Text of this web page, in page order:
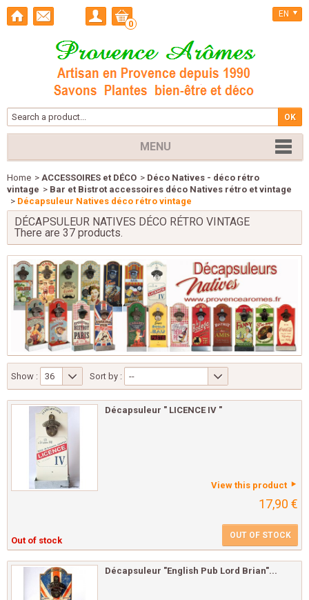
0
EN
MENU
Home > ACCESSOIRES et DÉCO > Déco Natives - déco rétro
vintage > Bar et Bistrot accessoires déco Natives rétro et vintage
> Décapsuleur Natives déco rétro vintage
DÉCAPSULEUR NATIVES DÉCO RÉTRO VINTAGE
There are 37 products.
Show : 36 Sort by : --
Décapsuleur " LICENCE IV "
View this product
17,90 €
Out of stock OUT OF STOCK
Décapsuleur "English Pub Lord Brian"...